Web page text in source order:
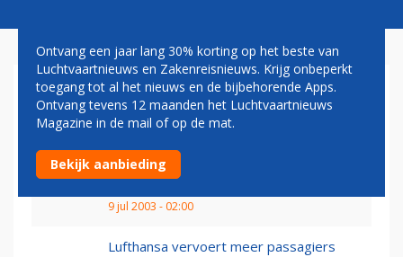
AIRLINES
Passagiers Continental mogen mobieltje
eerder gebruiken na...
9 jul 2003 - 02:00
Lufthansa vervoert meer passagiers
Ontvang een jaar lang 30% korting op het beste van
Luchtvaartnieuws en Zakenreisnieuws. Krijg onbeperkt
toegang tot al het nieuws en de bijbehorende Apps.
Ontvang tevens 12 maanden het Luchtvaartnieuws
Magazine in de mail of op de mat.
Bekijk aanbieding